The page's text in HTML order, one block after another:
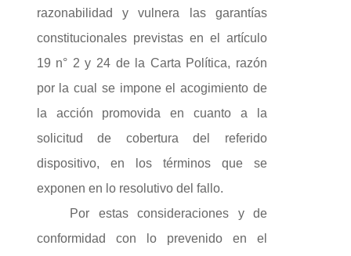
razonabilidad y vulnera las garantías
constitucionales previstas en el artículo
19 n° 2 y 24 de la Carta Política, razón
por la cual se impone el acogimiento de
la acción promovida en cuanto a la
solicitud de cobertura del referido
dispositivo, en los términos que se
exponen en lo resolutivo del fallo.
Por estas consideraciones y de
conformidad con lo prevenido en el